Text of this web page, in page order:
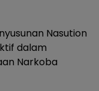
Nasution
dalam
Narkoba